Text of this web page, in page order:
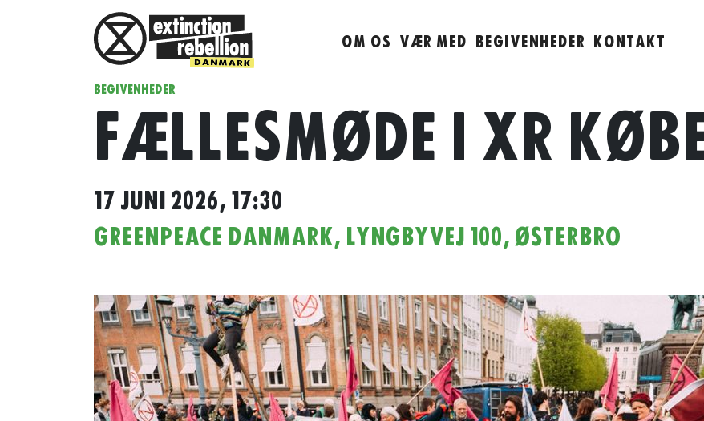
OM OS VÆR MED BEGIVENHEDER KONTAKT
BEGIVENHEDER
FÆLLESMØDE I XR
17 JUNI 2026, 17:30
GREENPEACE DANMARK, LYNGBYVEJ 100, ØSTERBRO